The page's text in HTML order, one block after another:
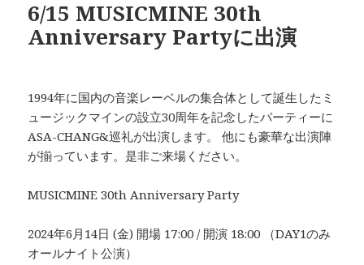
6/15 MUSICMINE 30th
Anniversary Partyに出演
1994年に国内の音楽レーベルの集合体として誕生したミ
ュージックマインの設立30周年を記念したパーティーに
ASA-CHANG&巡礼が出演します。 他にも豪華な出演陣
が揃っています。是非ご来場ください。
MUSICMINE 30th Anniversary Party
2024年6月14日 (金) 開場 17:00 / 開演 18:00 （DAY1のみ
オールナイト公演）